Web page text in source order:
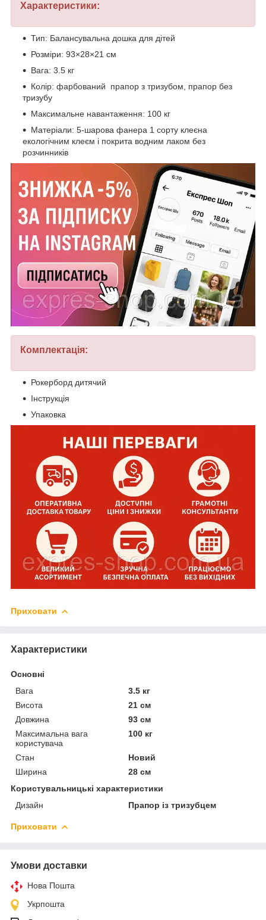
Характеристики:
Тип: Балансувальна дошка для дітей
Розміри: 93×28×21 см
Вага: 3.5 кг
Колір: фарбований прапор з тризубом, прапор без
тризубу
Максимальне навантаження: 100 кг
Матеріали: 5-шарова фанера 1 сорту клеєна
екологічним клеєм і покрита водним лаком без
розчинників
Комплектація:
Рокерборд дитячий
Інструкція
Упаковка
Приховати
Характеристики
Основні
Вага
3.5 кг
Висота
21 см
Довжина
93 см
Максимальна вага
користувача
100 кг
Стан
Новий
Ширина
28 см
Користувальницькі характеристики
Дизайн
Прапор із тризубцем
Приховати
Умови доставки
Нова Пошта
Укрпошта